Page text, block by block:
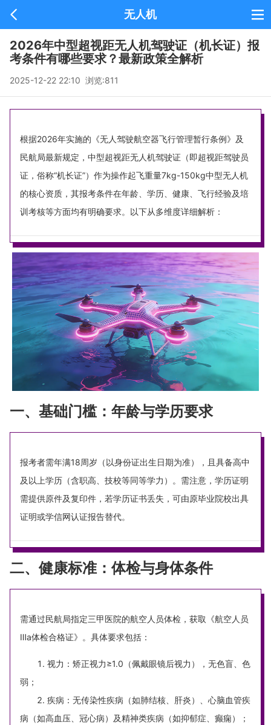
无人机
2026年中型超视距无人机驾驶证（机长证）报
考条件有哪些要求？最新政策全解析
2025-12-22 22:10 浏览:811
根据2026年实施的《无人驾驶航空器飞行管理暂行条例》及
民航局最新规定，中型超视距无人机驾驶证（即超视距驾驶员
证，俗称“机长证”）作为操作起飞重量7kg-150kg中型无人机
的核心资质，其报考条件在年龄、学历、健康、飞行经验及培
训考核等方面均有明确要求。以下从多维度详细解析：
一、基础门槛：年龄与学历要求
报考者需年满18周岁（以身份证出生日期为准），且具备高中
及以上学历（含职高、技校等同等学力）。需注意，学历证明
需提供原件及复印件，若学历证书丢失，可由原毕业院校出具
证明或学信网认证报告替代。
二、健康标准：体检与身体条件
需通过民航局指定三甲医院的航空人员体检，获取《航空人员
Ⅲa体检合格证》。具体要求包括：
视力：矫正视力≥1.0（佩戴眼镜后视力），无色盲、色
弱；
疾病：无传染性疾病（如肺结核、肝炎）、心脑血管疾
病（如高血压、冠心病）及精神类疾病（如抑郁症、癫痫）；